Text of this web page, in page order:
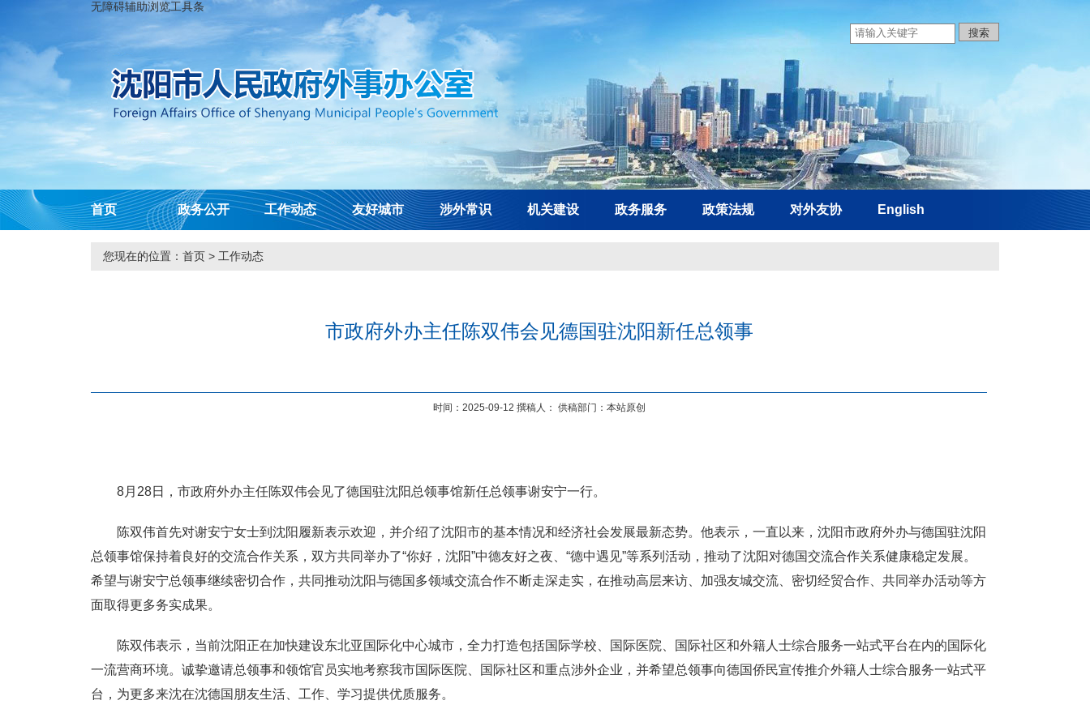
无障碍辅助浏览工具条
首页 政务公开 工作动态 友好城市 涉外常识 机关建设 政务服务 政策法规 对外友协 English
您现在的位置： 首页 > 工作动态
市政府外办主任陈双伟会见德国驻沈阳新任总领事
时间：2025-09-12 撰稿人： 供稿部门：本站原创
8月28日，市政府外办主任陈双伟会见了德国驻沈阳总领事馆新任总领事谢安宁一行。
陈双伟首先对谢安宁女士到沈阳履新表示欢迎，并介绍了沈阳市的基本情况和经济社会发展最新态势。他表示，一直以来，沈阳市政府外办与德国驻沈阳
总领事馆保持着良好的交流合作关系，双方共同举办了“你好，沈阳”中德友好之夜、“德中遇见”等系列活动，推动了沈阳对德国交流合作关系健康稳定发展。
希望与谢安宁总领事继续密切合作，共同推动沈阳与德国多领域交流合作不断走深走实，在推动高层来访、加强友城交流、密切经贸合作、共同举办活动等方
面取得更多务实成果。
陈双伟表示，当前沈阳正在加快建设东北亚国际化中心城市，全力打造包括国际学校、国际医院、国际社区和外籍人士综合服务一站式平台在内的国际化
一流营商环境。诚挚邀请总领事和领馆官员实地考察我市国际医院、国际社区和重点涉外企业，并希望总领事向德国侨民宣传推介外籍人士综合服务一站式平
台，为更多来沈在沈德国朋友生活、工作、学习提供优质服务。